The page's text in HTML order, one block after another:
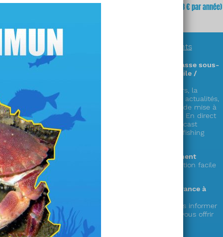
(soit 64,68 € par année)
En savoir plus sur nos abonnements
Des informations exclusives sur la chasse sous-
marine en accès illimité (sur PC / mobile /
Découvrez plus de 300 zones & parcours, la
réglementation complète en France, les actualités,
la faune, la cuisine de la mer, les cales de mise à
l’eau, le showroom matériel, les vidéos « En direct
du littoral », nos émissions radio en podcast
« Mémoire de chasse » et le live « spearfishing
experience » !
Le choix de la durée de votre abonnement
1 an ou mensuel (et possibilité de résiliation facile
Votre soutien au seul web média en France à
destination des pêcheurs en apnée !
Votre abonnement nous permet de vous informer
et de préparer de nouveaux services à vous offrir